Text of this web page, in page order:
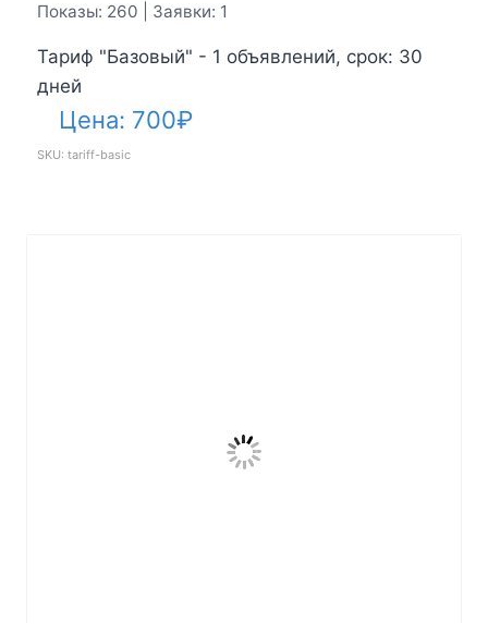
Показы: 260 | Заявки: 1
Тариф "Базовый" - 1 объявлений, срок: 30
дней
Цена: 700₽
SKU: tariff-basic